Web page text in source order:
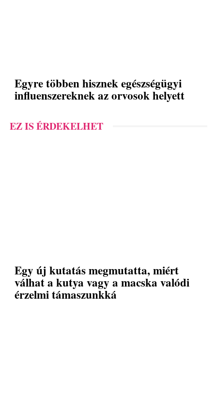
Egyre többen hisznek egészségügyi
influenszereknek az orvosok helyett
EZ IS ÉRDEKELHET
Egy új kutatás megmutatta, miért
válhat a kutya vagy a macska valódi
érzelmi támaszunkká